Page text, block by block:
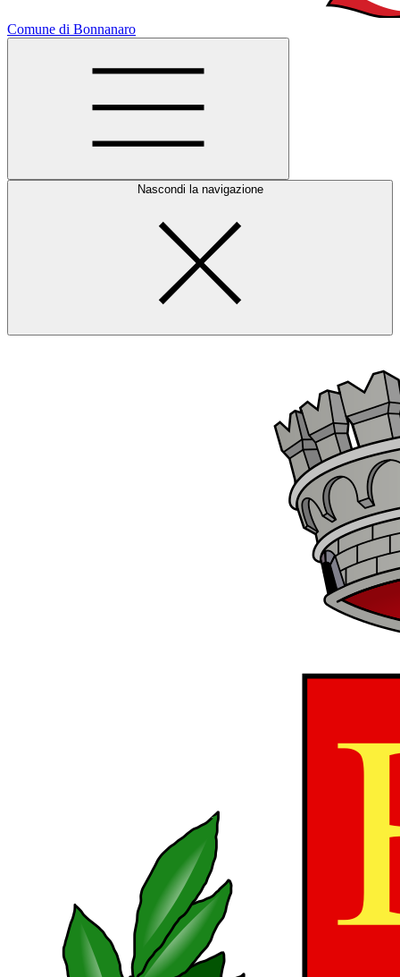
Comune di Bonnanaro
Nascondi la navigazione